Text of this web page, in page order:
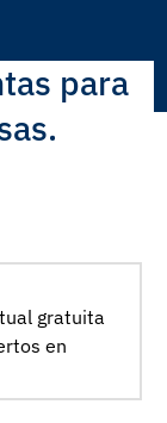
para
gratuita
en